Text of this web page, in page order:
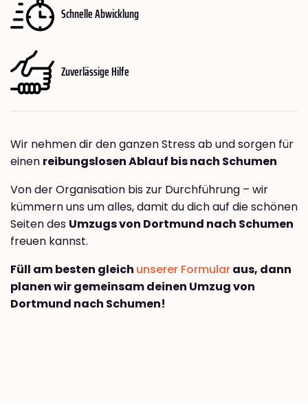
Schnelle Abwicklung
Zuverlässige Hilfe
Wir nehmen dir den ganzen Stress ab und sorgen für
einen reibungslosen Ablauf bis nach Schumen
Von der Organisation bis zur Durchführung – wir
kümmern uns um alles, damit du dich auf die schönen
Seiten des Umzugs von Dortmund nach Schumen
freuen kannst.
Füll am besten gleich unserer Formularaus, dann
planen wir gemeinsam deinen Umzug von
Dortmund nach Schumen!